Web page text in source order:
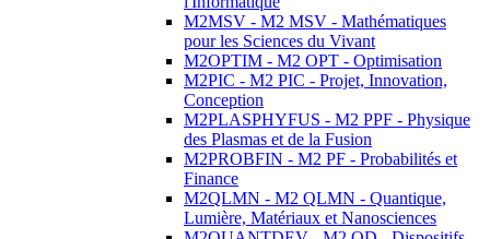
M2MSV - M2 MSV - Mathématiques
pour les Sciences du Vivant
M2OPTIM - M2 OPT - Optimisation
M2PIC - M2 PIC - Projet, Innovation,
Conception
M2PLASPHYFUS - M2 PPF - Physique
des Plasmas et de la Fusion
M2PROBFIN - M2 PF - Probabilités et
Finance
M2QLMN - M2 QLMN - Quantique,
Lumière, Matériaux et Nanosciences